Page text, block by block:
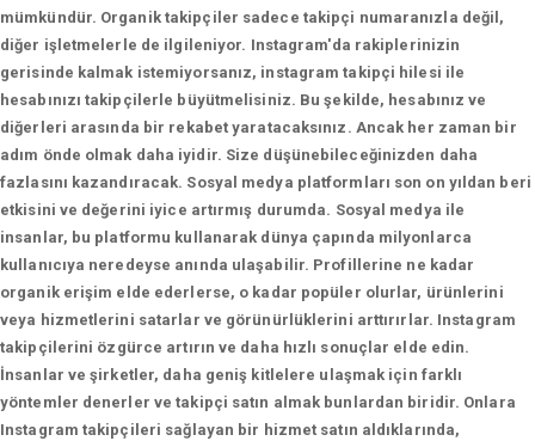
mümkündür. Organik takipçiler sadece takipçi numaranızla değil,
diğer işletmelerle de ilgileniyor. Instagram'da rakiplerinizin
gerisinde kalmak istemiyorsanız, instagram takipçi hilesi ile
hesabınızı takipçilerle büyütmelisiniz. Bu şekilde, hesabınız ve
diğerleri arasında bir rekabet yaratacaksınız. Ancak her zaman bir
adım önde olmak daha iyidir. Size düşünebileceğinizden daha
fazlasını kazandıracak. Sosyal medya platformları son on yıldan beri
etkisini ve değerini iyice artırmış durumda. Sosyal medya ile
insanlar, bu platformu kullanarak dünya çapında milyonlarca
kullanıcıya neredeyse anında ulaşabilir. Profillerine ne kadar
organik erişim elde ederlerse, o kadar popüler olurlar, ürünlerini
veya hizmetlerini satarlar ve görünürlüklerini arttırırlar. Instagram
takipçilerini özgürce artırın ve daha hızlı sonuçlar elde edin.
İnsanlar ve şirketler, daha geniş kitlelere ulaşmak için farklı
yöntemler denerler ve takipçi satın almak bunlardan biridir. Onlara
Instagram takipçileri sağlayan bir hizmet satın aldıklarında,